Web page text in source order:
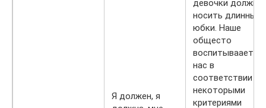
Я должен, я
девочки должны
носить длинные
юбки. Наше
общесто
воспитываает
нас в
соответствии с
некоторыми
критериями